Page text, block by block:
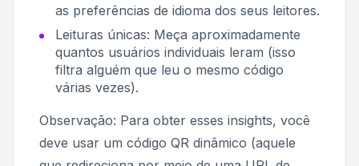
as preferências de idioma dos seus leitores.
Leituras únicas: Meça aproximadamente
quantos usuários individuais leram (isso
filtra alguém que leu o mesmo código
várias vezes).
Observação: Para obter esses insights, você
deve usar um código QR dinâmico (aquele